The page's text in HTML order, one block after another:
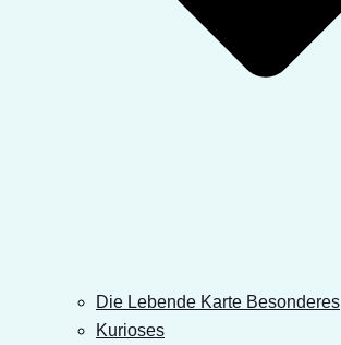
Die Lebende Karte Besonderes
Kurioses